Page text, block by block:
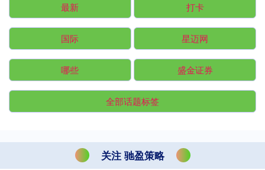
最新 打卡
国际 星迈网
哪些 盛金证券
全部话题标签
关注 驰盈策略